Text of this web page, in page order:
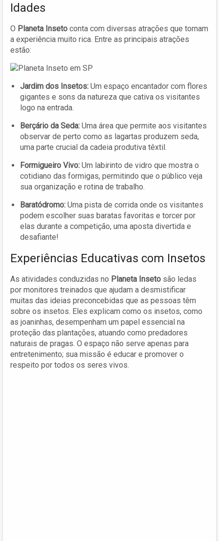
Idades
O Planeta Inseto conta com diversas atrações que tornam
a experiência muito rica. Entre as principais atrações
estão:
Jardim dos Insetos: Um espaço encantador com flores
gigantes e sons da natureza que cativa os visitantes
logo na entrada.
Berçário da Seda: Uma área que permite aos visitantes
observar de perto como as lagartas produzem seda,
uma parte crucial da cadeia produtiva têxtil.
Formigueiro Vivo: Um labirinto de vidro que mostra o
cotidiano das formigas, permitindo que o público veja
sua organização e rotina de trabalho.
Baratódromo: Uma pista de corrida onde os visitantes
podem escolher suas baratas favoritas e torcer por
elas durante a competição, uma aposta divertida e
desafiante!
Experiências Educativas com Insetos
As atividades conduzidas no Planeta Inseto são ledas
por monitores treinados que ajudam a desmistificar
muitas das ideias preconcebidas que as pessoas têm
sobre os insetos. Eles explicam como os insetos, como
as joaninhas, desempenham um papel essencial na
proteção das plantações, atuando como predadores
naturais de pragas. O espaço não serve apenas para
entretenimento; sua missão é educar e promover o
respeito por todos os seres vivos.